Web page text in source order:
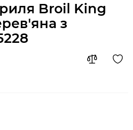
Broil King
з